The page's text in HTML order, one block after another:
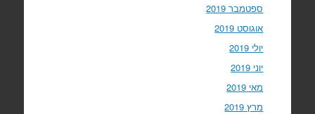
ספטמבר 2019
אוגוסט 2019
יולי 2019
יוני 2019
מאי 2019
מרץ 2019